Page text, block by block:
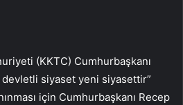
(KKTC) Cumhurbaşkanı
devletli siyaset yeni siyasettir”
için Cumhurbaşkanı Recep